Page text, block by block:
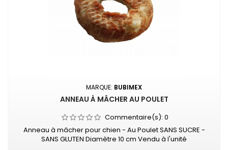
MARQUE: BUBIMEX
ANNEAU À MÂCHER AU POULET
Commentaire(s): 0
Anneau à mâcher pour chien - Au Poulet SANS SUCRE -
SANS GLUTEN Diamètre 10 cm Vendu à l'unité